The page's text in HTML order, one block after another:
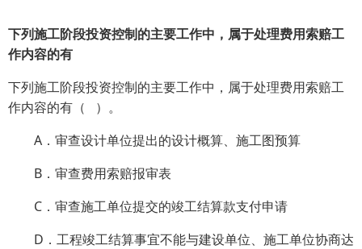
下列施工阶段投资控制的主要工作中，属于处理费用索赔工
作内容的有
下列施工阶段投资控制的主要工作中，属于处理费用索赔工
作内容的有（ ）。
A．审查设计单位提出的设计概算、施工图预算
B．审查费用索赔报审表
C．审查施工单位提交的竣工结算款支付申请
D．工程竣工结算事宜不能与建设单位、施工单位协商达